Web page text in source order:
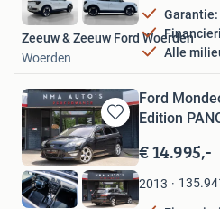
Garantie:
Alle
Zeeuw & Zeeuw Ford Woerden
Woerden
Bewaren
in
Mijn
Favorieten
Ford
Edition
€ 14.995,-
2013